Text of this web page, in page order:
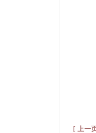
[ 上一